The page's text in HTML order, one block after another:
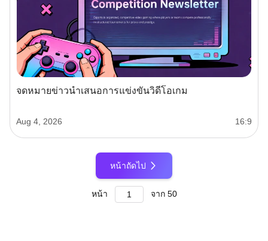
จดหมายข่าวนำเสนอการแข่งขันวิดีโอเกม
Aug 4, 2026 16:9
หน้าถัดไป
หน้า จาก 50